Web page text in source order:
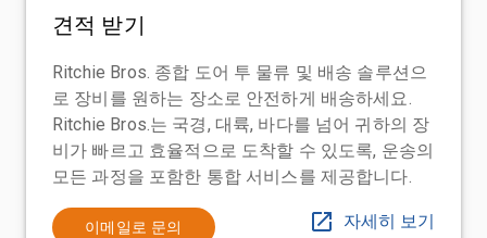
견적 받기
Ritchie Bros. 종합 도어 투 물류 및 배송 솔루션으
로 장비를 원하는 장소로 안전하게 배송하세요.
Ritchie Bros.는 국경, 대륙, 바다를 넘어 귀하의 장
비가 빠르고 효율적으로 도착할 수 있도록, 운송의
모든 과정을 포함한 통합 서비스를 제공합니다.
이메일로 문의 자세히 보기